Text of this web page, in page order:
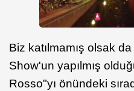
Biz katılmamış olsak
Show'un yapılmış
Rosso"yı önündeki